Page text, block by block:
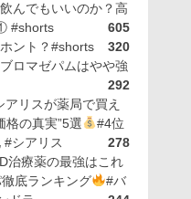
んでもいいのか？高
#shorts
605
ント？#shorts
320
ロマゼパムはやや強
292
アリスが薬局で買え
格の真実”5選
#4位
シアリス
278
治療薬の最強はこれ
底ランキング
#バ